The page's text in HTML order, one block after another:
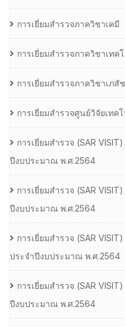
การเยี่ยมสำรวจภาควิชาเคมี
การเยี่ยมสำรวจภาควิชาเท
การเยี่ยมสำรวจภาควิชาเภสั
การเยี่ยมสำรวจศูนย์วิจัยเทค
การเยี่ยมสํารวจ (SAR
ปีงบประมาณ พ.ศ.2564
การเยี่ยมสํารวจ (SAR
ปีงบประมาณ พ.ศ.2564
การเยี่ยมสํารวจ (SAR
ประจําปีงบประมาณ พ.ศ.2564
การเยี่ยมสํารวจ (SAR
ปีงบประมาณ พ.ศ.2564